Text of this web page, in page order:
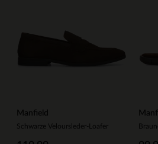
Manfield
Schwarze Veloursleder-Loafer